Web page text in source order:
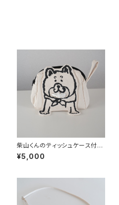
柴山くんのティッシュケース付き
ポーチ
¥5,000